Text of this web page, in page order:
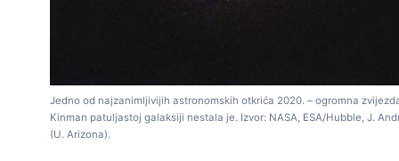
Jedno od najzanimljivijih astronomskih otkrića 2020. – ogromna
Kinman patuljastoj galaksiji nestala je. Izvor: NASA, ESA/Hubble, J.
(U. Arizona).